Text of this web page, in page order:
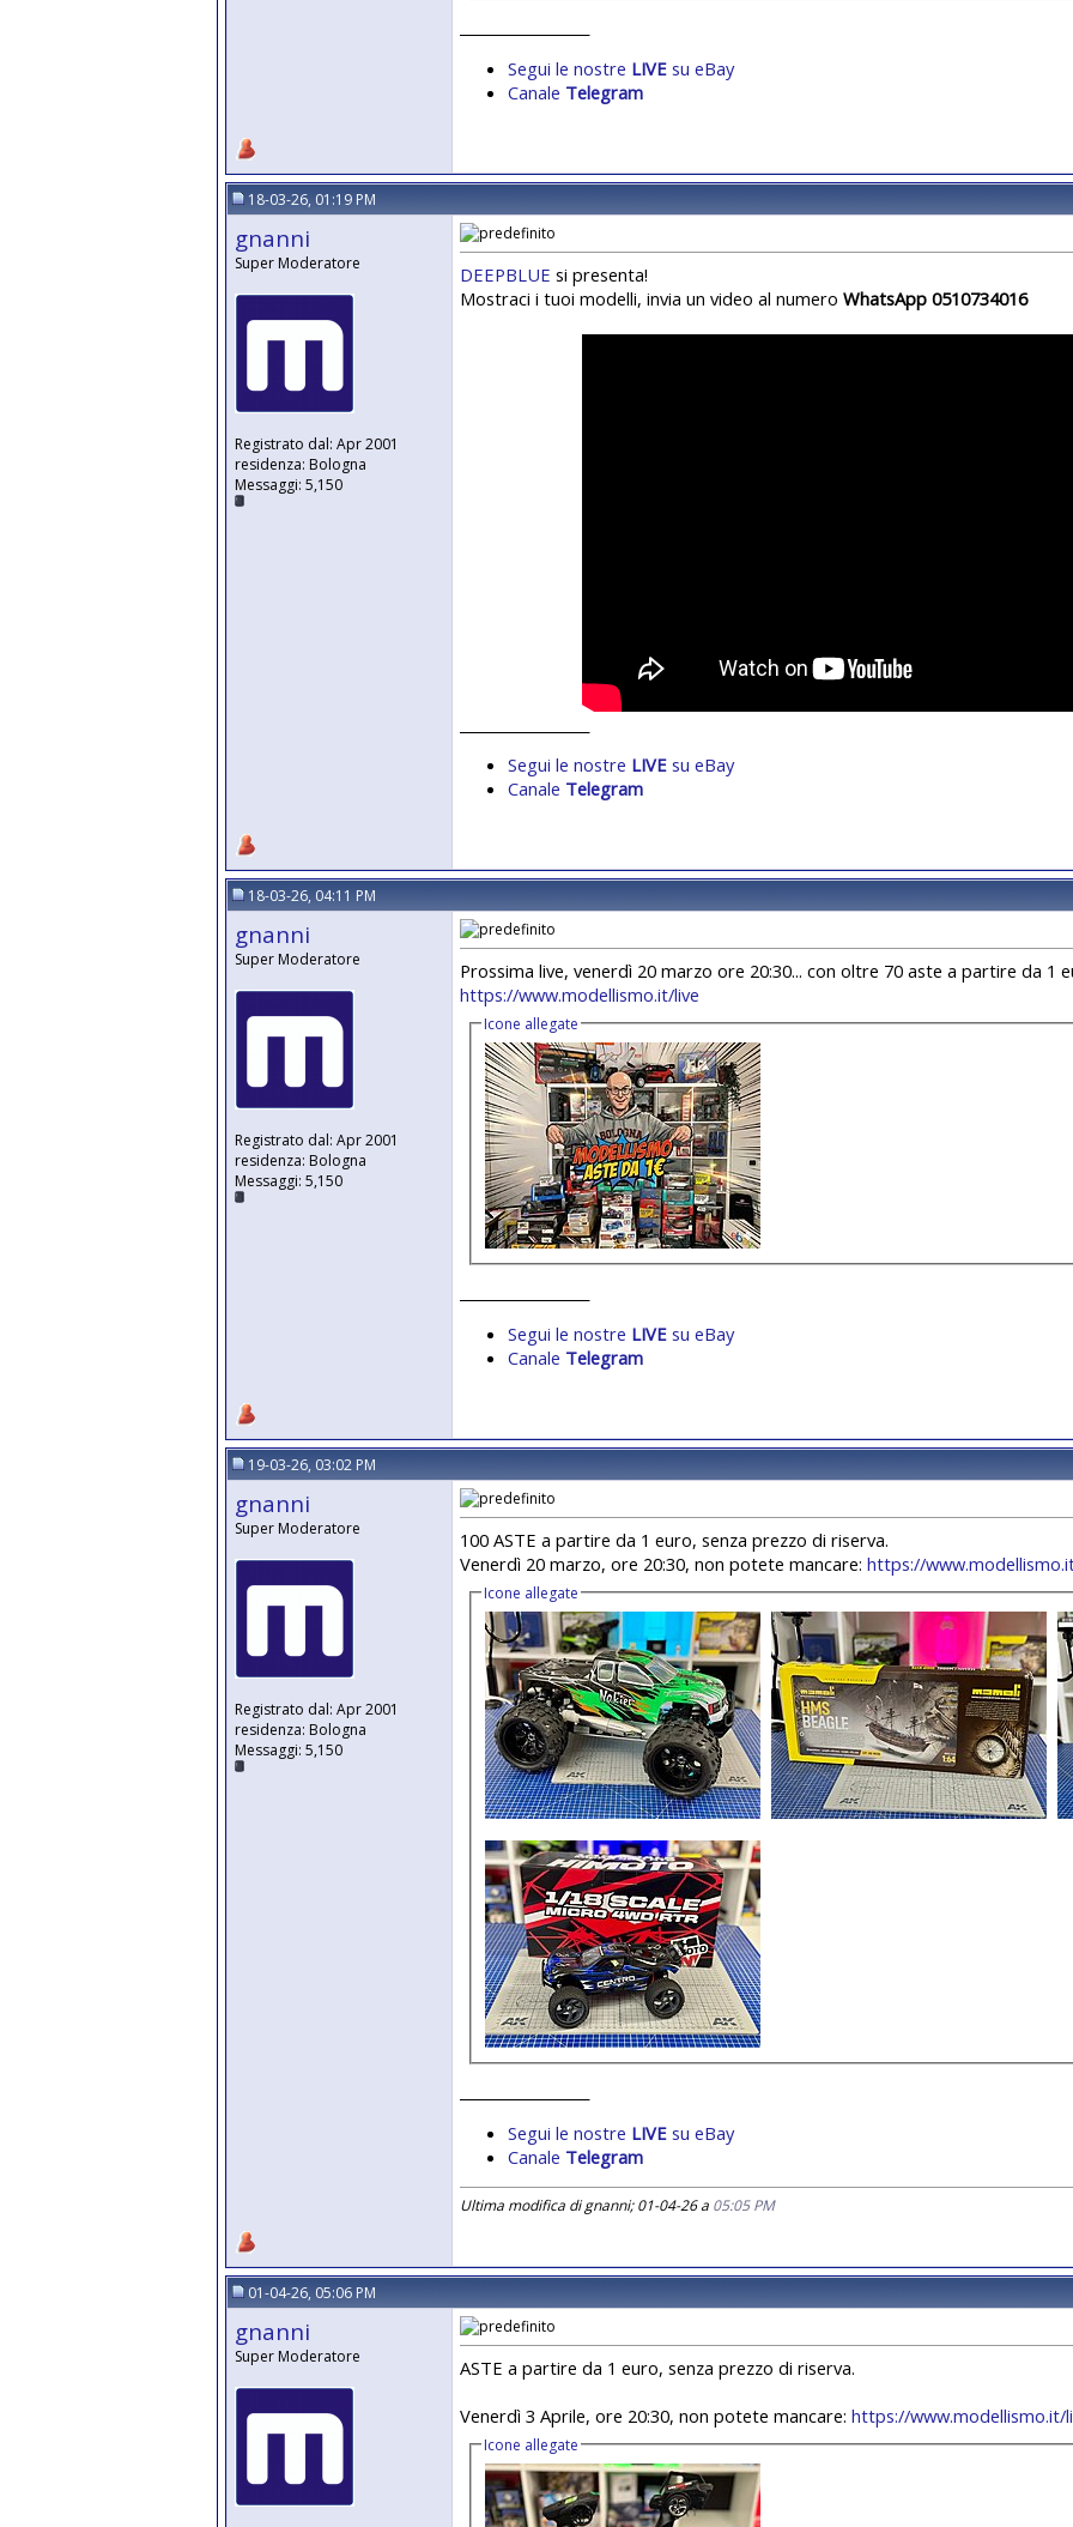
Segui le nostre LIVE su eBay
Canale Telegram
18-03-26, 01:19 PM
gnanni
Super Moderatore
Registrato dal: Apr 2001
residenza: Bologna
Messaggi: 5,150
DEEPBLUE si presenta!
Mostraci i tuoi modelli, invia un video al numero WhatsApp 0510734016
Segui le nostre LIVE su eBay
Canale Telegram
18-03-26, 04:11 PM
gnanni
Super Moderatore
Registrato dal: Apr 2001
residenza: Bologna
Messaggi: 5,150
Prossima live, venerdì 20 marzo ore 20:30... con oltre 70 aste a partire da 1
https://www.modellismo.it/live
Icone allegate
Segui le nostre LIVE su eBay
Canale Telegram
19-03-26, 03:02 PM
gnanni
Super Moderatore
Registrato dal: Apr 2001
residenza: Bologna
Messaggi: 5,150
100 ASTE a partire da 1 euro, senza prezzo di riserva.
Venerdì 20 marzo, ore 20:30, non potete mancare: https://
Icone allegate
Segui le nostre LIVE su eBay
Canale Telegram
Ultima modifica di gnanni; 01-04-26 a 05:05 PM
01-04-26, 05:06 PM
gnanni
Super Moderatore
ASTE a partire da 1 euro, senza prezzo di riserva.
Venerdì 3 Aprile, ore 20:30, non potete mancare: https://www.modellismo.it/
Icone allegate